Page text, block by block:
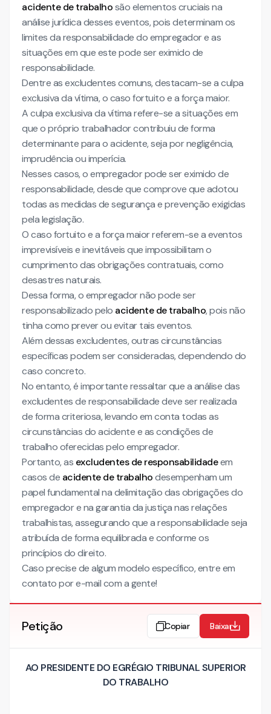
acidente de trabalhosão elementos cruciais na
análise jurídica desses eventos, pois determinam os
limites da responsabilidade do empregador e as
situações em que este pode ser eximido de
responsabilidade.
Dentre as excludentes comuns, destacam-se a culpa
exclusiva da vítima, o caso fortuito e a força maior.
A culpa exclusiva da vítima refere-se a situações em
que o próprio trabalhador contribuiu de forma
determinante para o acidente, seja por negligência,
imprudência ou imperícia.
Nesses casos, o empregador pode ser eximido de
responsabilidade, desde que comprove que adotou
todas as medidas de segurança e prevenção exigidas
pela legislação.
O caso fortuito e a força maior referem-se a eventos
imprevisíveis e inevitáveis que impossibilitam o
cumprimento das obrigações contratuais, como
desastres naturais.
Dessa forma, o empregador não pode ser
responsabilizado pelo acidente de trabalho, pois não
tinha como prever ou evitar tais eventos.
Além dessas excludentes, outras circunstâncias
específicas podem ser consideradas, dependendo do
caso concreto.
No entanto, é importante ressaltar que a análise das
excludentes de responsabilidade deve ser realizada
de forma criteriosa, levando em conta todas as
circunstâncias do acidente e as condições de
trabalho oferecidas pelo empregador.
Portanto, as excludentes de responsabilidadeem
casos de acidente de trabalhodesempenham um
papel fundamental na delimitação das obrigações do
empregador e na garantia da justiça nas relações
trabalhistas, assegurando que a responsabilidade seja
atribuída de forma equilibrada e conforme os
princípios do direito.
Caso precise de algum modelo específico, entre em
contato por e-mail com a gente!
Petição Copiar Baixar
AO PRESIDENTE DO EGRÉGIO TRIBUNAL SUPERIOR
DO TRABALHO